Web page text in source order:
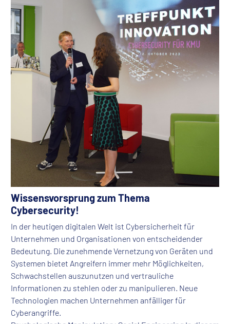
Wissensvorsprung zum Thema
Cybersecurity!
In der heutigen digitalen Welt ist Cybersicherheit für
Unternehmen und Organisationen von entscheidender
Bedeutung. Die zunehmende Vernetzung von Geräten und
Systemen bietet Angreifern immer mehr Möglichkeiten,
Schwachstellen auszunutzen und vertrauliche
Informationen zu stehlen oder zu manipulieren. Neue
Technologien machen Unternehmen anfälliger für
Cyberangriffe.